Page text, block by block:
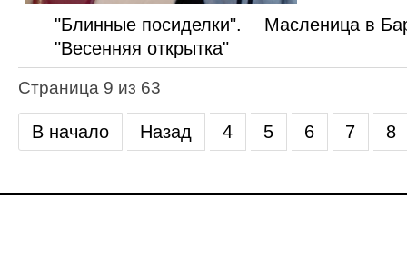
"Блинные посиделки".
Масленица в
"Весенняя открытка"
Страница 9 из 63
В начало Назад 4 5 6 7 8